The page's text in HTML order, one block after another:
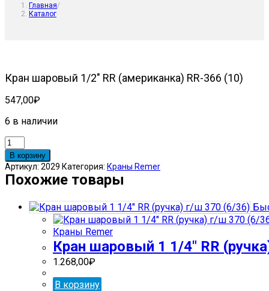
Главная/
Каталог
Кран шаровый 1/2″ RR (американка) RR-366 (10)
547,00₽
6 в наличии
Количество
товара
Кран
шаровый
1/2"
(американка)
В корзину
Артикул: 2029 Категория: Краны Remer
Похожие товары
Краны Remer
Кран шаровый 1 1/4″ RR
1.268,00₽
В корзину